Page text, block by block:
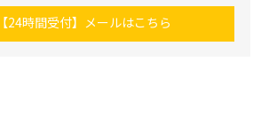
【24時間受付】メールはこちら